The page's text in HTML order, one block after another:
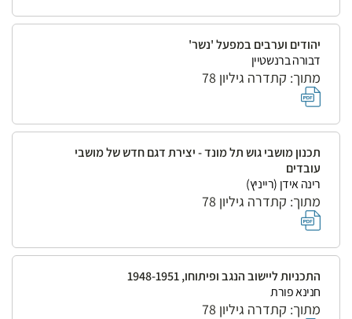
יהודים וערבים במפעל 'נשר'
דבורה ברנשטיין
מתוך: קתדרה גיליון 78
תכנון מושבי גוש תל מונד - יצירת דגם חדש של מושבי
עובדים
רינה אידן (רייניץ)
מתוך: קתדרה גיליון 78
התכניות ליישוב הנגב ופיתוחו, 1948-1951
חנינא פורת
מתוך: קתדרה גיליון 78